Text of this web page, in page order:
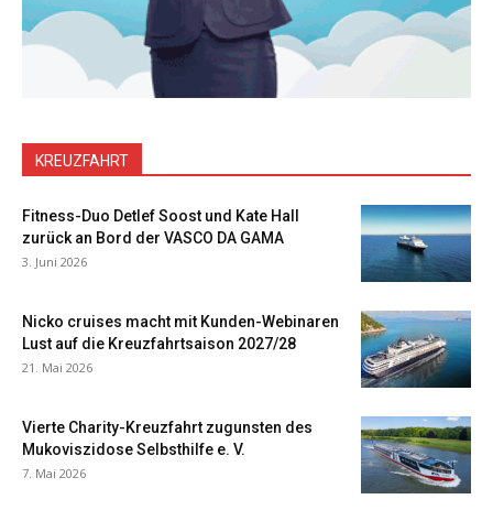
KREUZFAHRT
Fitness-Duo Detlef Soost und Kate Hall
zurück an Bord der VASCO DA GAMA
3. Juni 2026
Nicko cruises macht mit Kunden-Webinaren
Lust auf die Kreuzfahrtsaison 2027/28
21. Mai 2026
Vierte Charity-Kreuzfahrt zugunsten des
Mukoviszidose Selbsthilfe e. V.
7. Mai 2026